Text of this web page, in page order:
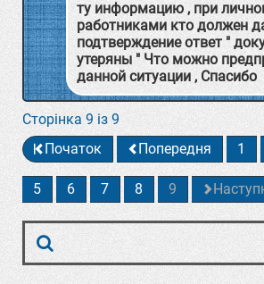
ту информацию , при
работниками кто должен
подтверждение ответ "
утеряны " Что можно
данной ситуации , Спасибо
Сторінка 9 із 9
Початок
Попередня 1
5 6 7 8 9